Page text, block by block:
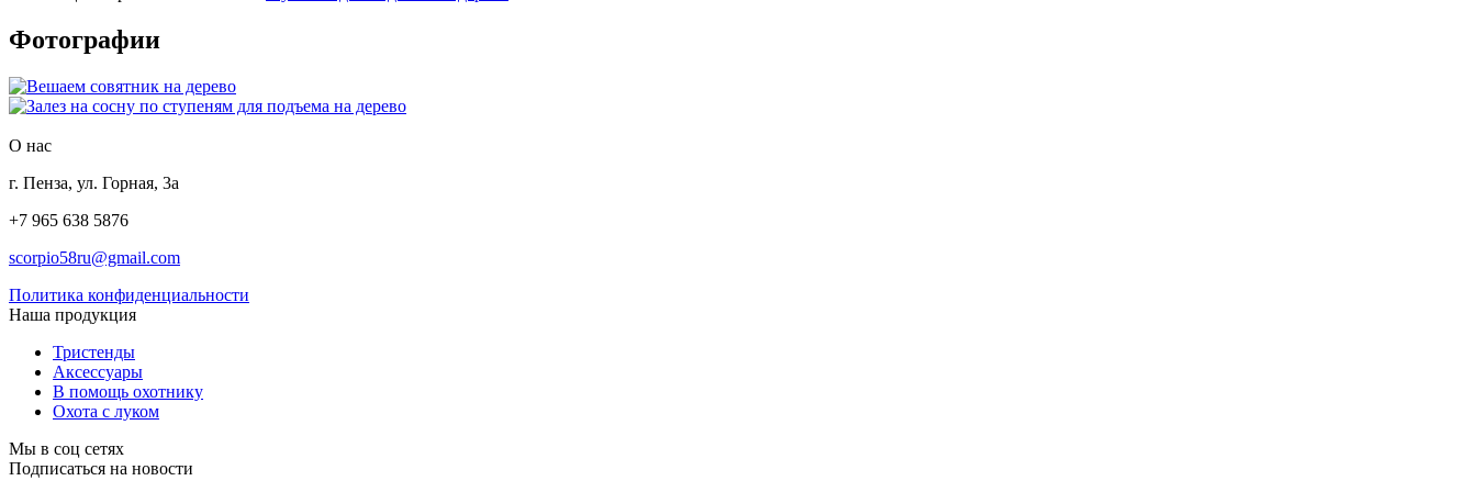
Фотографии
О нас
г. Пенза, ул. Горная, 3а
+7 965 638 5876
scorpio58ru@gmail.com
Политика конфиденциальности
Наша продукция
Тристенды
Аксессуары
В помощь охотнику
Охота с луком
Мы в соц сетях
Подписаться на новости